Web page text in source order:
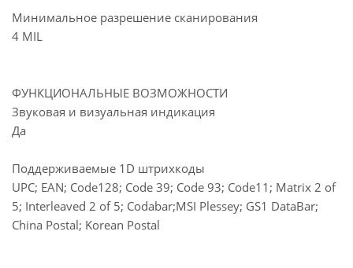
Минимальное разрешение сканирования
4 MIL
ФУНКЦИОНАЛЬНЫЕ ВОЗМОЖНОСТИ
Звуковая и визуальная индикация
Да
Поддерживаемые 1D штрихкоды
UPC; EAN; Code128; Code 39; Code 93; Code11; Matrix 2 of
5; Interleaved 2 of 5; Codabar;MSI Plessey; GS1 DataBar;
China Postal; Korean Postal